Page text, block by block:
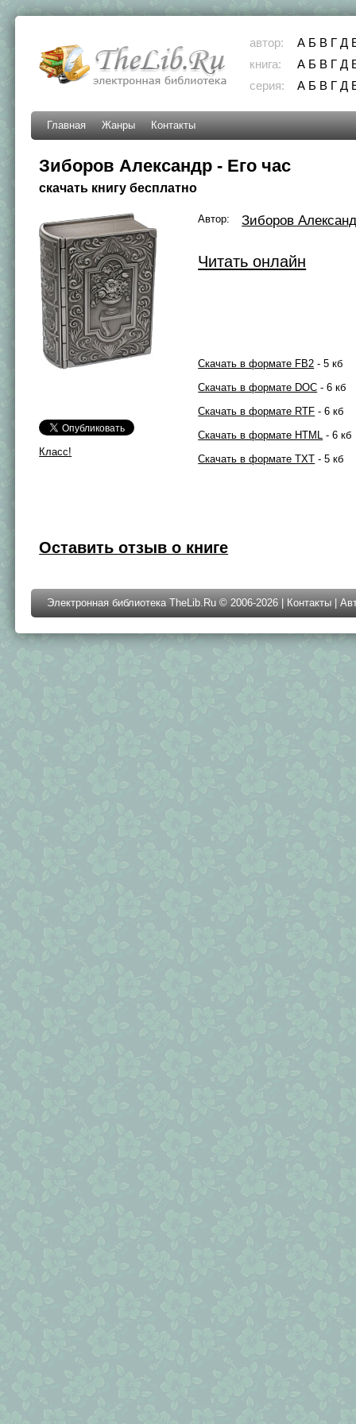
автор: А Б В Г Д
книга:
А Б В Г Д
серия:
А Б В Г Д
Главная Жанры Контакты
Зиборов Александр - Его час
скачать книгу бесплатно
Класс!
Автор: Зиборов
Читать онлайн
Скачать в формате FB2 - 5 кб
Скачать в формате DOC - 6 кб
Скачать в формате RTF - 6 кб
Скачать в формате HTML - 6 кб
Скачать в формате TXT - 5 кб
Оставить отзыв о книге
Электронная библиотека TheLib.Ru © 2006-2026 | Контакты |